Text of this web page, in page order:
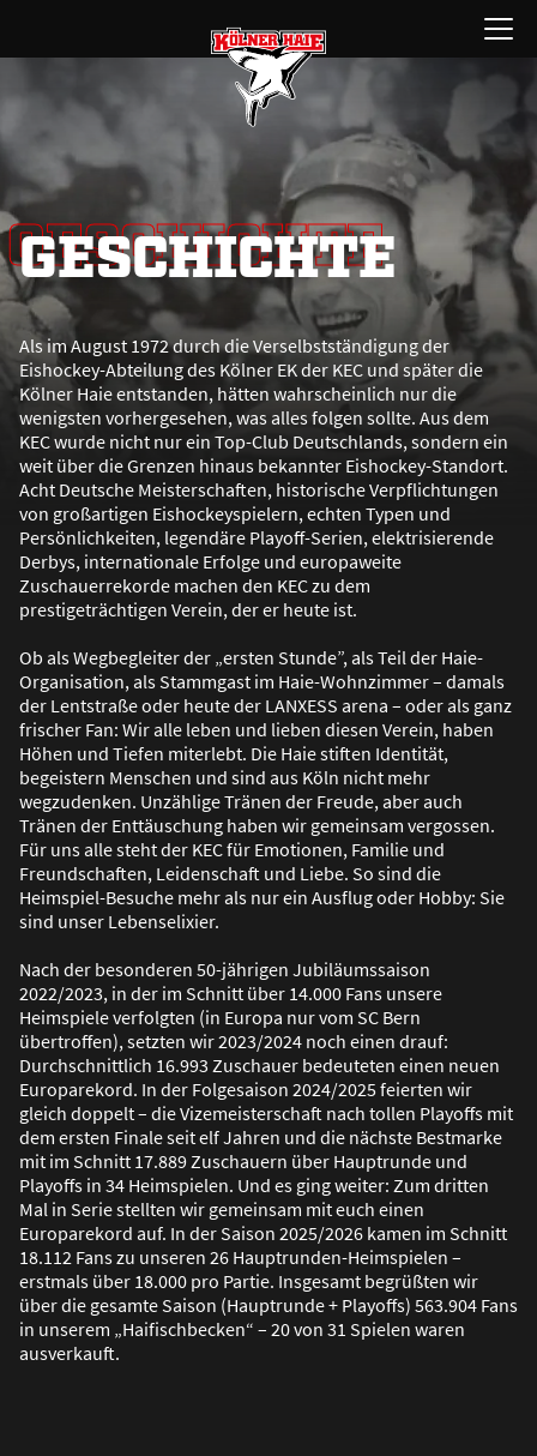
springen
Menü
öffnen
GESCHICHTE
GESCHICHTE
Als im August 1972 durch die Verselbstständigung der
Eishockey-Abteilung des Kölner EK der KEC und später die
Kölner Haie entstanden, hätten wahrscheinlich nur die
wenigsten vorhergesehen, was alles folgen sollte. Aus dem
KEC wurde nicht nur ein Top-Club Deutschlands, sondern ein
weit über die Grenzen hinaus bekannter Eishockey-Standort.
Acht Deutsche Meisterschaften, historische Verpflichtungen
von großartigen Eishockeyspielern, echten Typen und
Persönlichkeiten, legendäre Playoff-Serien, elektrisierende
Derbys, internationale Erfolge und europaweite
Zuschauerrekorde machen den KEC zu dem
prestigeträchtigen Verein, der er heute ist.
Ob als Wegbegleiter der „ersten Stunde”, als Teil der Haie-
Organisation, als Stammgast im Haie-Wohnzimmer – damals
der Lentstraße oder heute der LANXESS arena – oder als ganz
frischer Fan: Wir alle leben und lieben diesen Verein, haben
Höhen und Tiefen miterlebt. Die Haie stiften Identität,
begeistern Menschen und sind aus Köln nicht mehr
wegzudenken. Unzählige Tränen der Freude, aber auch
Tränen der Enttäuschung haben wir gemeinsam vergossen.
Für uns alle steht der KEC für Emotionen, Familie und
Freundschaften, Leidenschaft und Liebe. So sind die
Heimspiel-Besuche mehr als nur ein Ausflug oder Hobby: Sie
sind unser Lebenselixier.
Nach der besonderen 50-jährigen Jubiläumssaison
2022/2023, in der im Schnitt über 14.000 Fans unsere
Heimspiele verfolgten (in Europa nur vom SC Bern
übertroffen), setzten wir 2023/2024 noch einen drauf:
Durchschnittlich 16.993 Zuschauer bedeuteten einen neuen
Europarekord. In der Folgesaison 2024/2025 feierten wir
gleich doppelt – die Vizemeisterschaft nach tollen Playoffs mit
dem ersten Finale seit elf Jahren und die nächste Bestmarke
mit im Schnitt 17.889 Zuschauern über Hauptrunde und
Playoffs in 34 Heimspielen. Und es ging weiter: Zum dritten
Mal in Serie stellten wir gemeinsam mit euch einen
Europarekord auf. In der Saison 2025/2026 kamen im Schnitt
18.112 Fans zu unseren 26 Hauptrunden-Heimspielen –
erstmals über 18.000 pro Partie. Insgesamt begrüßten wir
über die gesamte Saison (Hauptrunde + Playoffs) 563.904 Fans
in unserem „Haifischbecken“ – 20 von 31 Spielen waren
ausverkauft.